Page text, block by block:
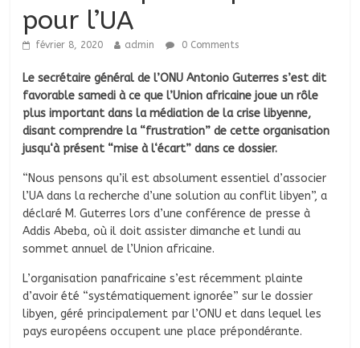
pour l’UA
février 8, 2020 admin 0 Comments
Le secrétaire général de l’ONU Antonio Guterres s’est dit
favorable samedi à ce que l’Union africaine joue un rôle
plus important dans la médiation de la crise libyenne,
disant comprendre la “frustration” de cette organisation
jusqu‘à présent “mise à l‘écart” dans ce dossier.
“Nous pensons qu’il est absolument essentiel d’associer
l’UA dans la recherche d’une solution au conflit libyen”, a
déclaré M. Guterres lors d’une conférence de presse à
Addis Abeba, où il doit assister dimanche et lundi au
sommet annuel de l’Union africaine.
L’organisation panafricaine s’est récemment plainte
d’avoir été “systématiquement ignorée” sur le dossier
libyen, géré principalement par l’ONU et dans lequel les
pays européens occupent une place prépondérante.